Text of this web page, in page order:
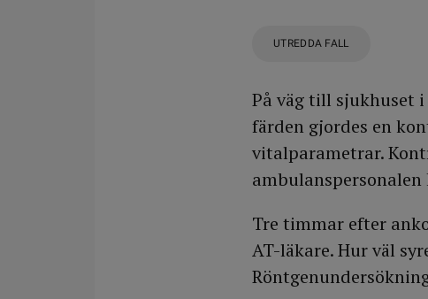
UTREDDA FALL
På väg till sjukhuset
färden gjordes en
vitalparametrar.
Tre timmar efter
AT-läkare. Hur väl